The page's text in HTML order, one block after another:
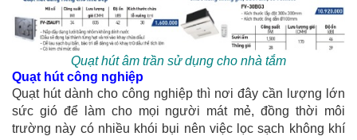
Quạt hút âm trần sử dụng cho nhà tắm
Quạt hút công nghiệp
Quạt hút dành cho công nghiệp thì nơi đây cần lượng lớn
sức gió để làm cho mọi người mát mẻ, đồng thời môi
trường này có nhiều khói bụi nên việc lọc sạch không khí